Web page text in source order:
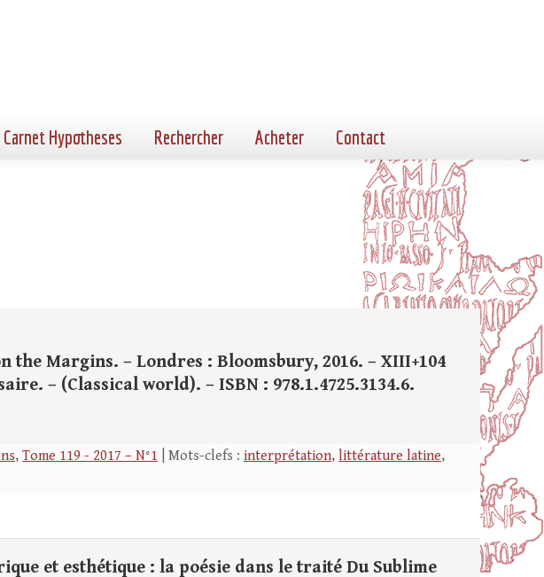
Carnet Hypotheses Rechercher Acheter Contact
the Margins. – Londres : Bloomsbury, 2016. – XIII+104
– (Classical world). – ISBN : 978.1.4725.3134.6.
, Tome 119 - 2017 – N°1 | Mots-clefs : interprétation, littérature latine,
et esthétique : la poésie dans le traité Du Sublime